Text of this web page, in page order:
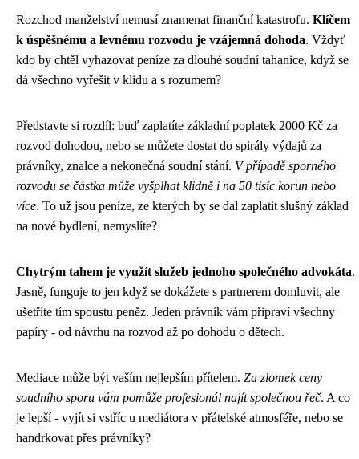
Rozchod manželství nemusí znamenat finanční katastrofu. Klíčem
k úspěšnému a levnému rozvodu je vzájemná dohoda. Vždyť
kdo by chtěl vyhazovat peníze za dlouhé soudní tahanice, když se
dá všechno vyřešit v klidu a s rozumem?
Představte si rozdíl: buď zaplatíte základní poplatek 2000 Kč za
rozvod dohodou, nebo se můžete dostat do spirály výdajů za
právníky, znalce a nekonečná soudní stání. V případě sporného
rozvodu se částka může vyšplhat klidně i na 50 tisíc korun nebo
více. To už jsou peníze, ze kterých by se dal zaplatit slušný základ
na nové bydlení, nemyslíte?
Chytrým tahem je využít služeb jednoho společného advokáta.
Jasně, funguje to jen když se dokážete s partnerem domluvit, ale
ušetříte tím spoustu peněz. Jeden právník vám připraví všechny
papíry - od návrhu na rozvod až po dohodu o dětech.
Mediace může být vaším nejlepším přítelem. Za zlomek ceny
soudního sporu vám pomůže profesionál najít společnou řeč. A co
je lepší - vyjít si vstříc u mediátora v přátelské atmosféře, nebo se
handrkovat přes právníky?